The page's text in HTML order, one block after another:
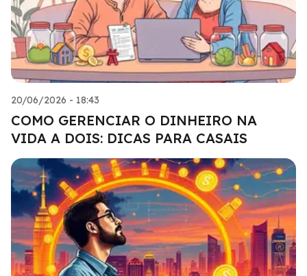
20/06/2026 - 18:43
COMO GERENCIAR O DINHEIRO NA
VIDA A DOIS: DICAS PARA CASAIS